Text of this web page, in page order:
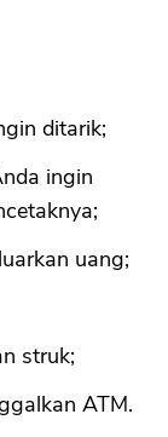
ditarik;
ingin
uang;
struk;
ATM.
CANCEL